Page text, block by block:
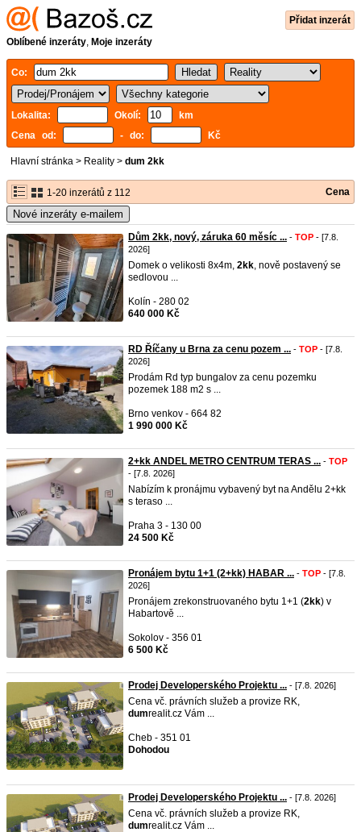
Přidat inzerát
Oblíbené inzeráty, Moje inzeráty
Co:
Lokalita: Okolí:
km
Cena od:
- do: Kč
Hlavní stránka > Reality > dum 2kk
1-20 inzerátů z 112 Cena
Nové inzeráty e-mailem
Dům 2kk, nový, záruka 60 měsíc ... - TOP - [7.8.
2026]
Domek o velikosti 8x4m, 2kk, nově postavený se
sedlovou ...
Kolín - 280 02
640 000 Kč
RD Říčany u Brna za cenu pozem ... - TOP - [7.8.
2026]
Prodám Rd typ bungalov za cenu pozemku
pozemek 188 m2 s ...
Brno venkov - 664 82
1 990 000 Kč
2+kk ANDEL METRO CENTRUM TERAS ... - TOP
- [7.8. 2026]
Nabízím k pronájmu vybavený byt na Andělu 2+kk
s teraso ...
Praha 3 - 130 00
24 500 Kč
Pronájem bytu 1+1 (2+kk) HABAR ... - TOP - [7.8.
2026]
Pronájem zrekonstruovaného bytu 1+1 (2kk) v
Habartově ...
Sokolov - 356 01
6 500 Kč
Prodej Developerského Projektu ... - [7.8. 2026]
Cena vč. právních služeb a provize RK,
dumrealit.cz Vám ...
Cheb - 351 01
Dohodou
Prodej Developerského Projektu ... - [7.8. 2026]
Cena vč. právních služeb a provize RK,
dumrealit.cz Vám ...